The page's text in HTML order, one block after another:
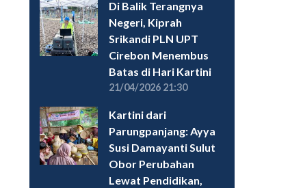
Di Balik Terangnya
Negeri, Kiprah
Srikandi PLN UPT
Cirebon Menembus
Batas di Hari Kartini
21/04/2026 21:30
Kartini dari
Parungpanjang: Ayya
Susi Damayanti Sulut
Obor Perubahan
Lewat Pendidikan,